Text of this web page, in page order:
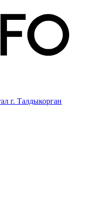
г. Талдыкорган